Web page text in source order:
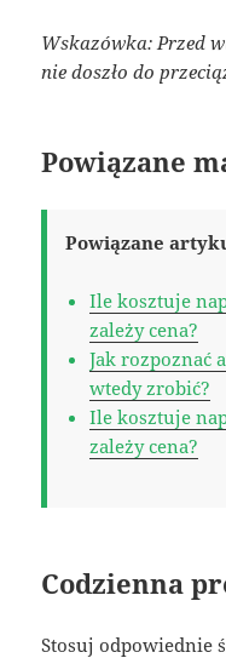
Wskazówka: Przed
nie doszło do
Powiązane
Powiązane
Ile kosztuje
zależy cena?
Jak rozpoznać
wtedy zrobić?
Ile kosztuje
zależy cena?
Codzienna
Stosuj odpowiednie